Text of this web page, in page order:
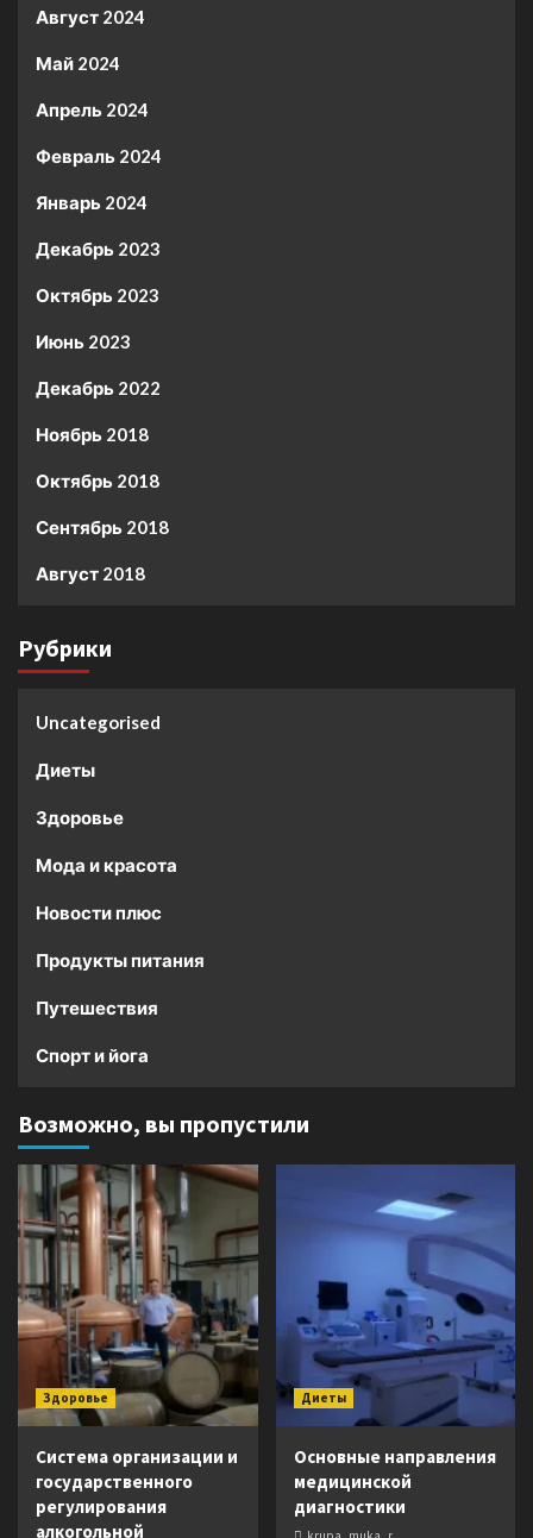
Август 2024
Май 2024
Апрель 2024
Февраль 2024
Январь 2024
Декабрь 2023
Октябрь 2023
Июнь 2023
Декабрь 2022
Ноябрь 2018
Октябрь 2018
Сентябрь 2018
Август 2018
Рубрики
Uncategorised
Диеты
Здоровье
Мода и красота
Новости плюс
Продукты питания
Путешествия
Спорт и йога
Возможно, вы пропустили
Здоровье
Система организации и
государственного
регулирования
алкогольной
Диеты
Основные направления
медицинской
диагностики